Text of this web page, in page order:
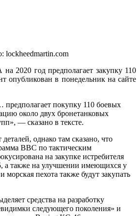
lockheedmartin.com
2020 год предполагает закупку 110
опубликован в понедельник на сайте
покупку 110 боевых
около двух бронетанковых
— сказано в тексте.
однако там сказано, что
ВВС по тактическим
на закупке истребителя
а также на улучшении имеющихся у
пехота также будут закупать
средства на разработку
следующего поколения» и